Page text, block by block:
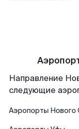
Направление
следующие
Аэропорты Нового